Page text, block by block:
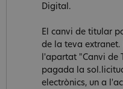
Digital.
El canvi de titular
de la teva extranet.
l'apartat "Canvi de
pagada la
electrònics, un a